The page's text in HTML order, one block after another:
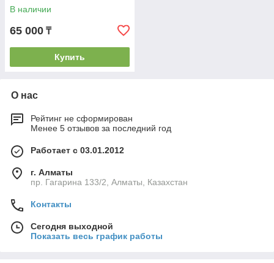
В наличии
65 000 ₸
Купить
О нас
Рейтинг не сформирован
Менее 5 отзывов за последний год
Работает с 03.01.2012
г. Алматы
пр. Гагарина 133/2, Алматы, Казахстан
Контакты
Сегодня выходной
Показать весь график работы